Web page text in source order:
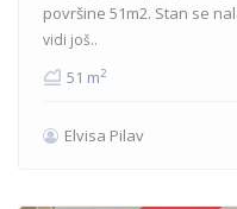
površine 51m2. Stan se
vidi još..
51 m2
Elvisa Pilav